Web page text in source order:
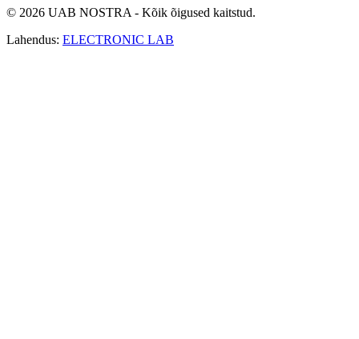
© 2026 UAB NOSTRA - Kõik õigused kaitstud.
Lahendus: ELECTRONIC LAB